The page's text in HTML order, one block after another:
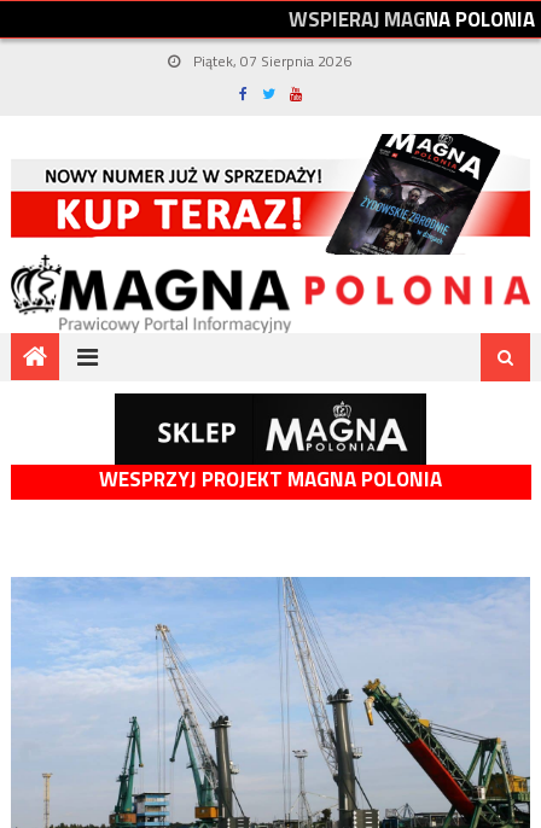
WSPIERAJMAGNAPOLONIA
Piątek, 07 Sierpnia 2026
WESPRZYJ PROJEKT MAGNA POLONIA